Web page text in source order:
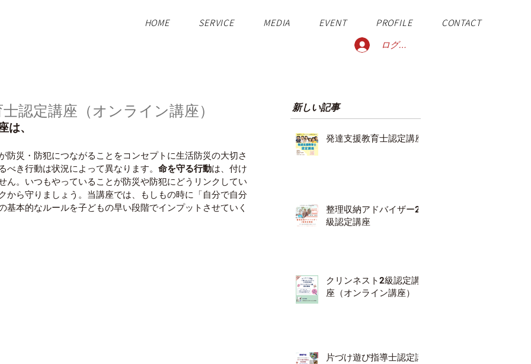
HOME SERVICE MEDIA EVENT PROFILE CONTACT
ログイン
認定講座（オンライン講座）
は、
防災・防犯につながることをコンセプトに生活防災の大切さ
べき行動は状況によって異なります。 命を守る行動は、付け
ん。いつもやっていることが防災や防犯にどうリンクしてい
から守りましょう。当講座では、もしもの時に「自分で自分
基本的なルールを子どもの早い段階でインプットさせていく
新しい記事
発達支援教育士認定講座
整理収納アドバイザー2
級認定講座
クリンネスト2級認定講
座（オンライン講座）
片づけ遊び指導士認定講